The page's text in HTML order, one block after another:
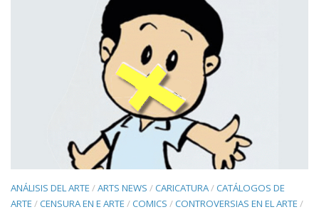
ANÁLISIS DEL ARTE /ARTS NEWS /CARICATURA/CATÁLOGOS DE
ARTE /CENSURA EN E ARTE /COMICS /CONTROVERSIAS EN EL ARTE /